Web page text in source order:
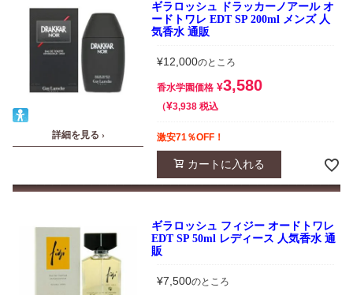
詳細を見る ›
ギラロッシュ ドラッカーノアール オ
ードトワレ EDT SP 200ml メンズ 人
気香水 通販
¥12,000のところ
香水学園価格 ¥3,580
¥3,938 税込
激安71％OFF！
カートに入れる
ギラロッシュ フィジー オードトワレ
EDT SP 50ml レディース 人気香水 通
販
¥7,500のところ